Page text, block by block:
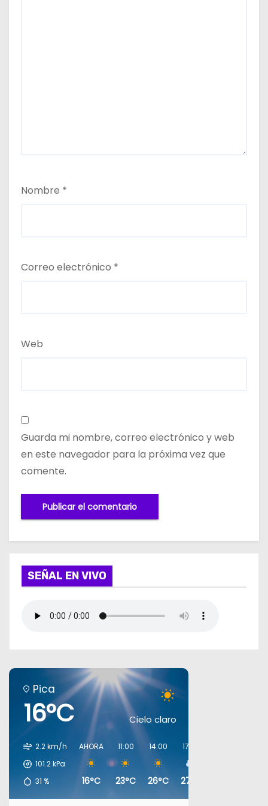
Nombre *
Correo electrónico *
Web
Guarda mi nombre, correo electrónico y web
en este navegador para la próxima vez que
comente.
SEÑAL EN VIVO
Pica
16°C Cielo claro
2.2 km/h
101.2kPa
31 %
AHORA
16°C
11:00
23°C
14:00
26°C
17:00
27°C